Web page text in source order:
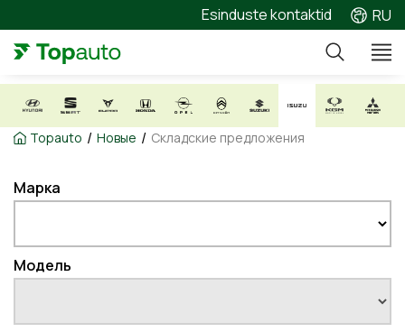
Esinduste kontaktid RU
Topauto / Новые / Складские предложения
Марка
Модель